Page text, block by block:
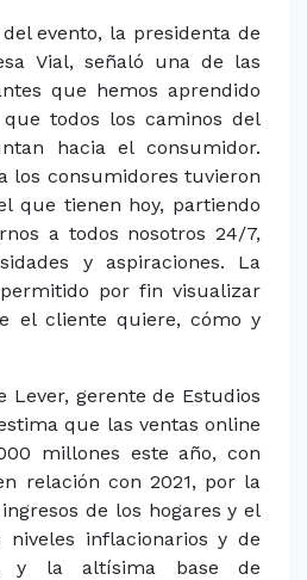
evento, la presidenta de
Vial, señaló una de las
que hemos aprendido
todos los caminos del
hacia el consumidor.
los consumidores tuvieron
que tienen hoy, partiendo
a todos nosotros 24/7,
y aspiraciones. La
por fin visualizar
el cliente quiere, cómo y
Lever, gerente de Estudios
que las ventas online
millones este año, con
relación con 2021, por la
de los hogares y el
niveles inflacionarios y de
y la altísima base de